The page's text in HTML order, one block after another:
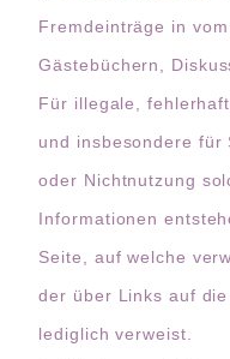
Fremdeinträge in
Gästebüchern,
Für illegale,
und insbesondere für
oder Nichtnutzung
Informationen
Seite, auf welche
der über Links auf
lediglich verweist.